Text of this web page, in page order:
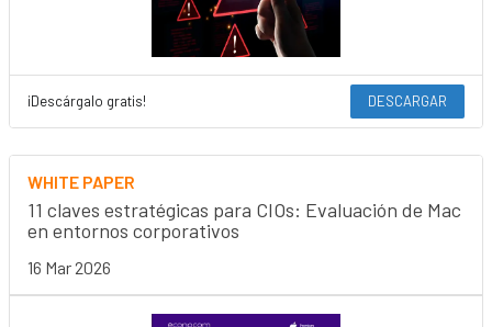
¡Descárgalo gratis! DESCARGAR
WHITE PAPER
11 claves estratégicas para CIOs: Evaluación de Mac
en entornos corporativos
16 Mar 2026